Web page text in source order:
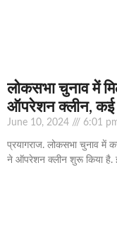
लोकसभा चुनाव में
ऑपरेशन क्‍लीन, कई
June 10, 2024 6:01
प्रयागराज. लोकसभा चुनाव में
ने ऑपरेशन क्लीन शुरू किया है.